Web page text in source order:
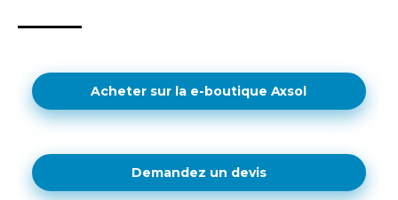
Acheter sur la e-boutique Axsol
Demandez un devis